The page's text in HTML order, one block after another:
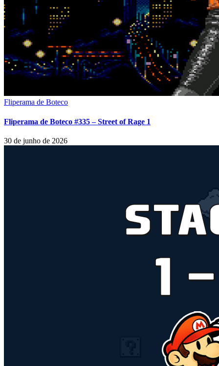
Fliperama de Boteco
Fliperama de Boteco #335 – Street of Rage 1
30 de junho de 2026